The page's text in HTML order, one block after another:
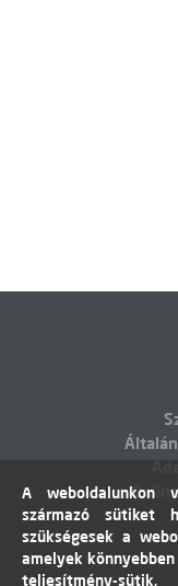
A weboldalunkon
származó sütiket
szükségesek a
amelyek
teljesítmény-